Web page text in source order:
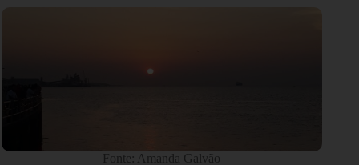
Fonte: Amanda Galvão